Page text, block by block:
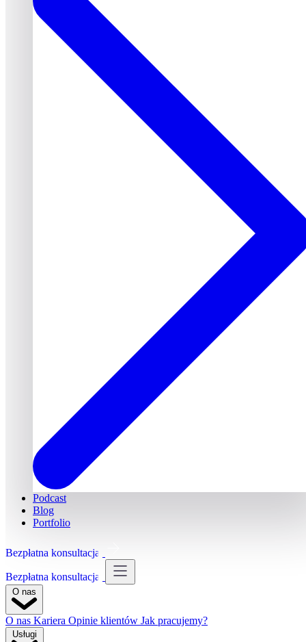
Podcast
Blog
Portfolio
Bezpłatna konsultacja
Bezpłatna konsultacja
O nas Kariera Opinie klientów Jak pracujemy?